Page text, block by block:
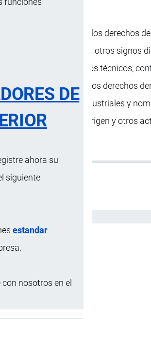
DE
ahora su
siguiente
estandar
nosotros en el
de forma física, como los derechos
nombres comerciales u otros signos
o no, procedimientos técnicos,
expresamente los derechos
de utilidad, diseños industriales y
naturaleza u origen y otros